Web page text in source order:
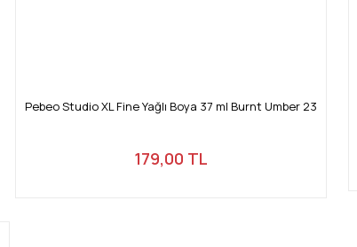
Pebeo Studio XL Fine Yağlı Boya 37 ml Burnt Umber 23
179,00 TL